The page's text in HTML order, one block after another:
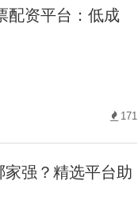
配资平台：低成
171
强？精选平台助